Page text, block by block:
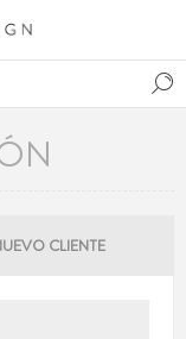
CLIENTE